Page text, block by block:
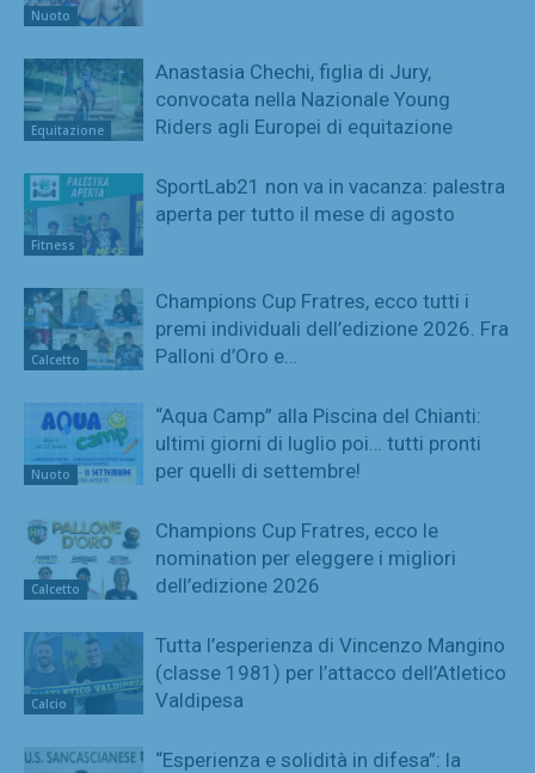
Nuoto
Equitazione
Anastasia Chechi, figlia di Jury,
convocata nella Nazionale Young
Riders agli Europei di equitazione
Fitness
SportLab21 non va in vacanza: palestra
aperta per tutto il mese di agosto
Calcetto
Champions Cup Fratres, ecco tutti i
premi individuali dell’edizione 2026. Fra
Palloni d’Oro e…
Nuoto
“Aqua Camp” alla Piscina del Chianti:
ultimi giorni di luglio poi… tutti pronti
per quelli di settembre!
Calcetto
Champions Cup Fratres, ecco le
nomination per eleggere i migliori
dell’edizione 2026
Calcio
Tutta l’esperienza di Vincenzo Mangino
(classe 1981) per l’attacco dell’Atletico
Valdipesa
“Esperienza e solidità in difesa”: la